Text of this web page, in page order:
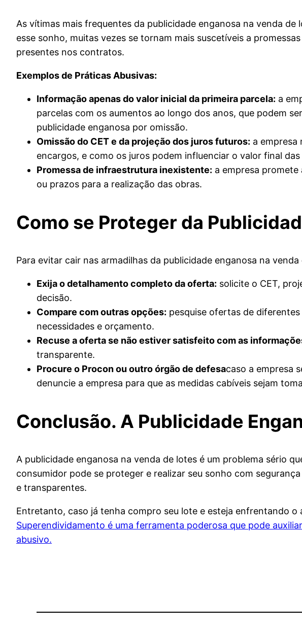
As vítimas mais frequentes da publicidade enganosa na venda
esse sonho, muitas vezes se tornam mais suscetíveis a
presentes nos contratos.
Exemplos de Práticas Abusivas:
Informação apenas do valor inicial da primeira parcela: a
parcelas com os aumentos ao longo dos anos, que podem
publicidade enganosa por omissão.
Omissão do CET e da projeção dos juros futuros: a
encargos, e como os juros podem influenciar o valor final
Promessa de infraestrutura inexistente: a empresa
ou prazos para a realização das obras.
Como se Proteger da
Para evitar cair nas armadilhas da publicidade enganosa na
Exija o detalhamento completo da oferta: solicite o CET,
decisão.
Compare com outras opções: pesquise ofertas de
necessidades e orçamento.
Recuse a oferta se não estiver satisfeito com as
transparente.
Procure o Procon ou outro órgão de defesacaso a empresa
denuncie a empresa para que as medidas cabíveis sejam
Conclusão. A Publicidade
A publicidade enganosa na venda de lotes é um problema sério
consumidor pode se proteger e realizar seu sonho com
e transparentes.
Entretanto, caso já tenha compro seu lote e esteja enfrentando o
Superendividamento é uma ferramenta poderosa que pode
abusivo.